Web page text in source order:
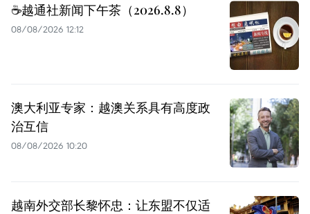
☕️越通社新闻下午茶（2026.8.8）
08/08/2026 12:12
澳大利亚专家：越澳关系具有高度政
治互信
08/08/2026 10:20
越南外交部长黎怀忠：让东盟不仅适